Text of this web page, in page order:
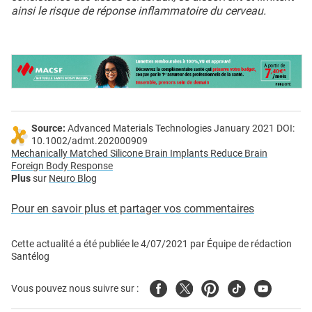
ainsi le risque de réponse inflammatoire du cerveau.
Source: Advanced Materials Technologies January 2021 DOI:
10.1002/admt.202000909
Mechanically Matched Silicone Brain Implants Reduce Brain
Foreign Body Response
Plussur Neuro Blog
Pour en savoir plus et partager vos commentaires
Cette actualité a été publiée le4/07/2021 par Équipe de rédaction
Santélog
Vous pouvez nous suivre sur : FacebookTwitterPinterest
TiktokYoutube